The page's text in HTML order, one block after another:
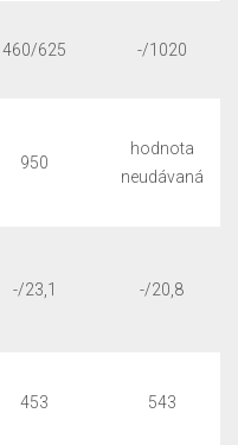
460/625 -/1020
950
hodnota
neudávaná
-/23,1 -/20,8
453 543